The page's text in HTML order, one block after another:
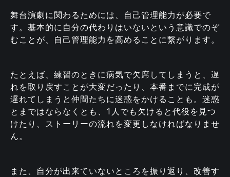
舞台演劇に関わるためには、自己管理能力が必要で
す。基本的に自分の代わりはいないという意識でのぞ
むことが、自己管理能力を高めることに繋がります。
たとえば、練習のときに病気で欠席してしまうと、遅
れを取り戻すことが大変だったり、本番までに完成が
遅れてしまうと仲間たちに迷惑をかけることも。迷惑
とまではならなくとも、1人でも欠けると代役を見つ
けたり、ストーリーの流れを変更しなければなりませ
ん。
また、自分が出来ていないところを振り返り、改善す